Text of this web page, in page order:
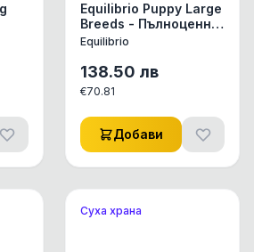
за
Equilibrio Puppy Large
Breeds - Пълноценна
храна за
кученца от едри
породи 12 + 2 кг
Equilibrio
138.50 лв
€70.81
Добави
Суха храна